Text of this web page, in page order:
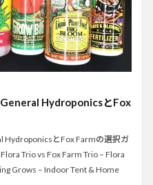
HydroponicsとFox
HydroponicsとFox Farmの選択ガ
Trio vs Fox Farm Trio – Flora
Grows – Indoor Tent & Home